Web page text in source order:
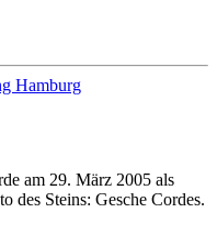
am 29. März 2005 als
des Steins: Gesche Cordes.